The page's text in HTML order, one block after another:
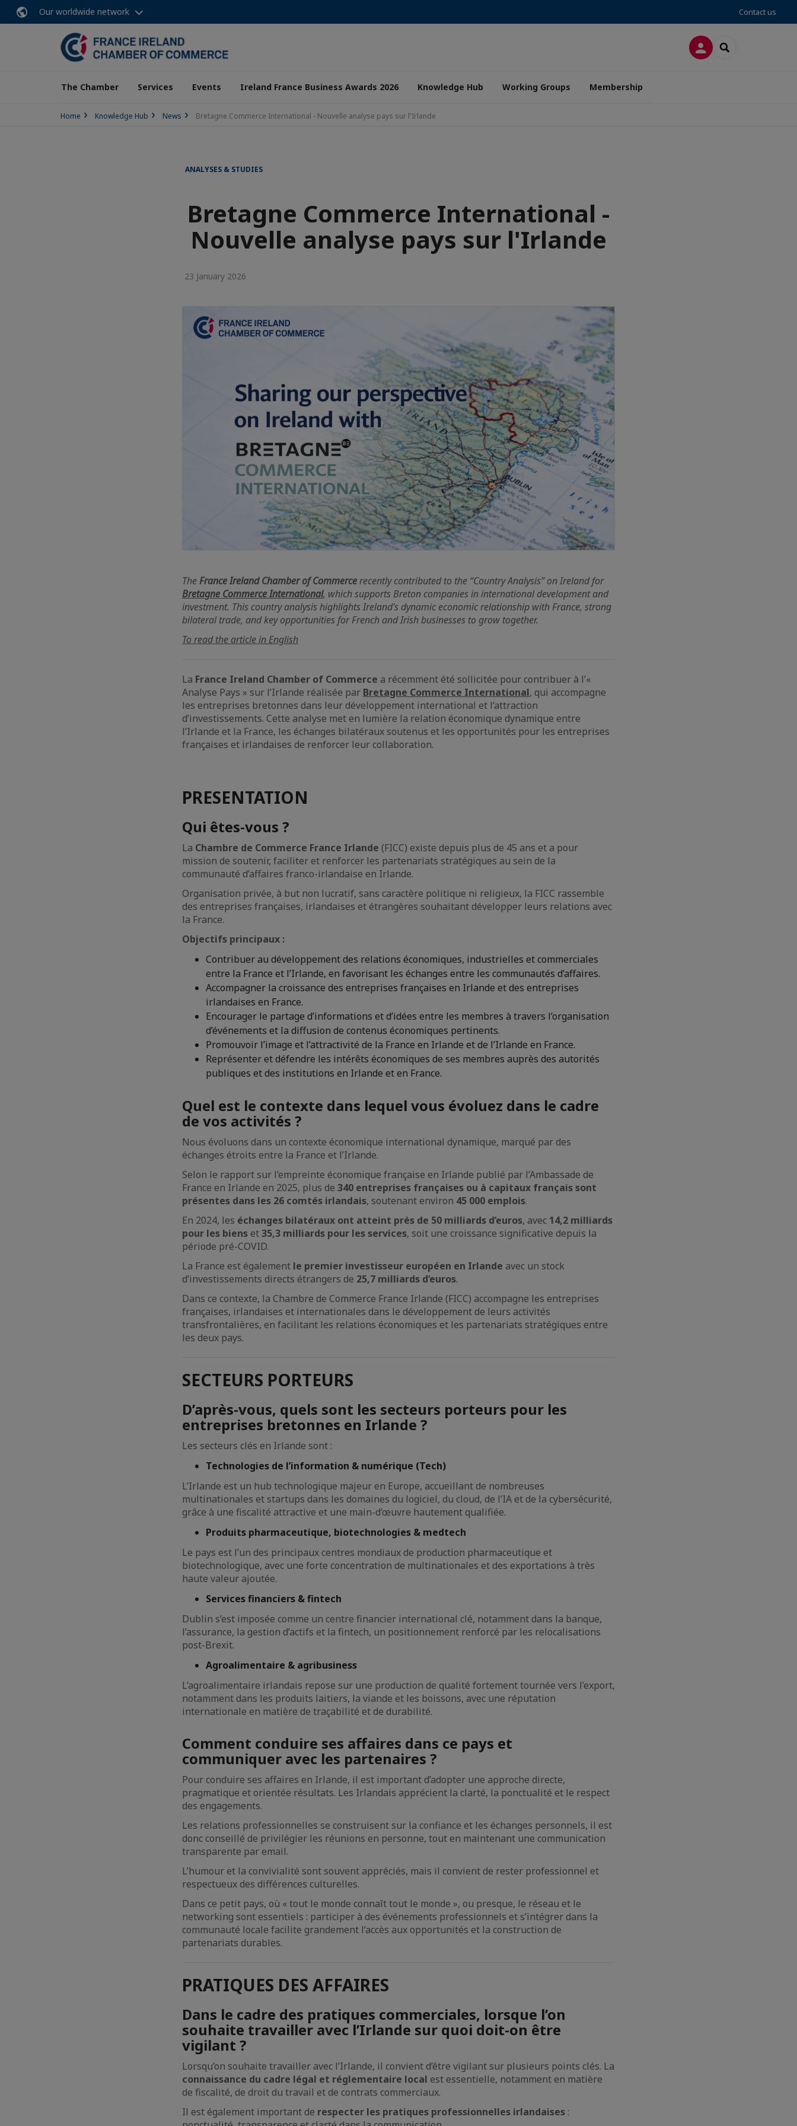
Our worldwide network Contact us
LOG INSEARCH
The Chamber Services Events Ireland France Business Awards 2026 Knowledge Hub Working Groups Membership
Home Knowledge Hub News Bretagne Commerce International - Nouvelle analyse pays sur l'Irlande
ANALYSES & STUDIES
Bretagne Commerce International -
Nouvelle analyse pays sur l'Irlande
23 January 2026
TheFrance Ireland Chamber of Commercerecently contributed to the “Country Analysis” on Ireland for
Bretagne Commerce International, which supports Breton companies in international development and
investment. This country analysis highlights Ireland’s dynamic economic relationship with France, strong
bilateral trade, and key opportunities for French and Irish businesses to grow together.
To read the article in English
La France Ireland Chamber of Commerce a récemment été sollicitée pour contribuer à l’«
Analyse Pays » sur l’Irlande réalisée par Bretagne Commerce International, qui accompagne
les entreprises bretonnes dans leur développement international et l’attraction
d’investissements. Cette analyse met en lumière la relation économique dynamique entre
l’Irlande et la France, les échanges bilatéraux soutenus et les opportunités pour les entreprises
françaises et irlandaises de renforcer leur collaboration.
PRESENTATION
Qui êtes-vous ?
La Chambre de Commerce France Irlande (FICC) existe depuis plus de 45 ans et a pour
mission de soutenir, faciliter et renforcer les partenariats stratégiques au sein de la
communauté d’affaires franco-irlandaise en Irlande.
Organisation privée, à but non lucratif, sans caractère politique ni religieux, la FICC rassemble
des entreprises françaises, irlandaises et étrangères souhaitant développer leurs relations avec
la France.
Objectifs principaux :
Contribuer au développement des relations économiques, industrielles et commerciales
entre la France et l’Irlande, en favorisant les échanges entre les communautés d’affaires.
Accompagner la croissance des entreprises françaises en Irlande et des entreprises
irlandaises en France.
Encourager le partage d’informations et d’idées entre les membres à travers l’organisation
d’événements et la diffusion de contenus économiques pertinents.
Promouvoir l’image et l’attractivité de la France en Irlande et de l’Irlande en France.
Représenter et défendre les intérêts économiques de ses membres auprès des autorités
publiques et des institutions en Irlande et en France.
Quel est le contexte dans lequel vous évoluez dans le cadre
de vos activités ?
Nous évoluons dans un contexte économique international dynamique, marqué par des
échanges étroits entre la France et l’Irlande.
Selon le rapport sur l’empreinte économique française en Irlande publié par l’Ambassade de
France en Irlande en 2025, plus de 340 entreprises françaises ou à capitaux français sont
présentes dans les 26 comtés irlandais, soutenant environ 45 000 emplois.
En 2024, les échanges bilatéraux ont atteint près de 50 milliards d’euros, avec 14,2 milliards
pour les biens et35,3 milliards pour les services, soit une croissance significative depuis la
période pré-COVID.
La France est également le premier investisseur européen en Irlande avec un stock
d’investissements directs étrangers de 25,7 milliards d’euros.
Dans ce contexte, la Chambre de Commerce France Irlande (FICC) accompagne les entreprises
françaises, irlandaises et internationales dans le développement de leurs activités
transfrontalières, en facilitant les relations économiques et les partenariats stratégiques entre
les deux pays.
SECTEURS PORTEURS
D’après-vous, quels sont les secteurs porteurs pour les
entreprises bretonnes en Irlande ?
Les secteurs clés en Irlande sont :
Technologies de l’information & numérique (Tech)
L’Irlande est un hub technologique majeur en Europe, accueillant de nombreuses
multinationales et startups dans les domaines du logiciel, du cloud, de l’IA et de la cybersécurité,
grâce à une fiscalité attractive et une main-d’œuvre hautement qualifiée.
Produits pharmaceutique, biotechnologies & medtech
Le pays est l’un des principaux centres mondiaux de production pharmaceutique et
biotechnologique, avec une forte concentration de multinationales et des exportations à très
haute valeur ajoutée.
Services financiers & fintech
Dublin s’est imposée comme un centre financier international clé, notamment dans la banque,
l’assurance, la gestion d’actifs et la fintech, un positionnement renforcé par les relocalisations
post-Brexit.
Agroalimentaire & agribusiness
L’agroalimentaire irlandais repose sur une production de qualité fortement tournée vers l’export,
notamment dans les produits laitiers, la viande et les boissons, avec une réputation
internationale en matière de traçabilité et de durabilité.
Comment conduire ses affaires dans ce pays et
communiquer avec les partenaires ?
Pour conduire ses affaires en Irlande, il est important d’adopter une approche directe,
pragmatique et orientée résultats. Les Irlandais apprécient la clarté, la ponctualité et le respect
des engagements.
Les relations professionnelles se construisent sur la confiance et les échanges personnels, il est
donc conseillé de privilégier les réunions en personne, tout en maintenant une communication
transparente par email.
L’humour et la convivialité sont souvent appréciés, mais il convient de rester professionnel et
respectueux des différences culturelles.
Dans ce petit pays, où « tout le monde connaît tout le monde », ou presque, le réseau et le
networking sont essentiels : participer à des événements professionnels et s’intégrer dans la
communauté locale facilite grandement l’accès aux opportunités et la construction de
partenariats durables.
PRATIQUES DES AFFAIRES
Dans le cadre des pratiques commerciales, lorsque l’on
souhaite travailler avec l’Irlande sur quoi doit-on être
vigilant ?
Lorsqu’on souhaite travailler avec l’Irlande, il convient d’être vigilant sur plusieurs points clés. La
connaissance du cadre légal et réglementaire local est essentielle, notamment en matière
de fiscalité, de droit du travail et de contrats commerciaux.
Il est également important de respecter les pratiques professionnelles irlandaises :